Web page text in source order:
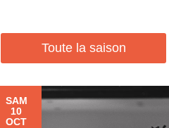
Toute la saison
SAM
10
OCT